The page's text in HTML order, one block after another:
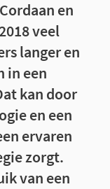
en
veel
langer en
in een
kan door
en een
ervaren
zorgt.
van een